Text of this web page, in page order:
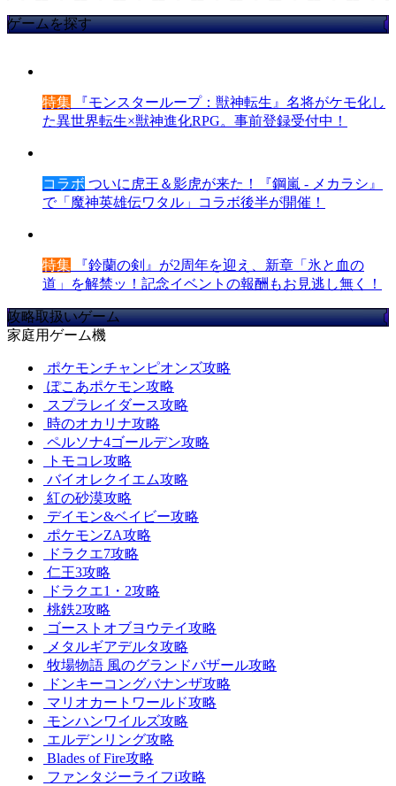
ゲームを探す
特集 『モンスターループ：獣神転生』名将がケモ化し
た異世界転生×獣神進化RPG。事前登録受付中！
コラボ ついに虎王＆影虎が来た！『鋼嵐 - メカラシ』
で「魔神英雄伝ワタル」コラボ後半が開催！
特集 『鈴蘭の剣』が2周年を迎え、新章「氷と血の
道」を解禁ッ！記念イベントの報酬もお見逃し無く！
攻略取扱いゲーム
家庭用ゲーム機
ポケモンチャンピオンズ攻略
ぽこあポケモン攻略
スプラレイダース攻略
時のオカリナ攻略
ペルソナ4ゴールデン攻略
トモコレ攻略
バイオレクイエム攻略
紅の砂漠攻略
デイモン&ベイビー攻略
ポケモンZA攻略
ドラクエ7攻略
仁王3攻略
ドラクエ1・2攻略
桃鉄2攻略
ゴーストオブヨウテイ攻略
メタルギアデルタ攻略
牧場物語 風のグランドバザール攻略
ドンキーコングバナンザ攻略
マリオカートワールド攻略
モンハンワイルズ攻略
エルデンリング攻略
Blades of Fire攻略
ファンタジーライフi攻略